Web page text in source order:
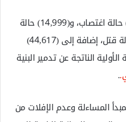
وأشارت إلى أن اللجنة رصدت (2,200) حالة اغتصاب، و(14,999) حالة
احتجاز واختفاء قسري، و(30,971) حالة قتل، إضافة إلى (44,617)
الناتجة عن تدمير البنية
.
المساءلة وعدم الإفلات من